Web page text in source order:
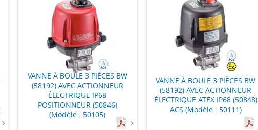
VANNE À BOULE 3 PIÈCES BW
(58192) AVEC ACTIONNEUR
ÉLECTRIQUE IP68
POSITIONNEUR (50846)
(Modèle : 50105)
VANNE À BOULE 3 PIÈCES BW
(58192) AVEC ACTIONNEUR
ÉLECTRIQUE ATEX IP68 (50848)
ACS (Modèle : 50111)